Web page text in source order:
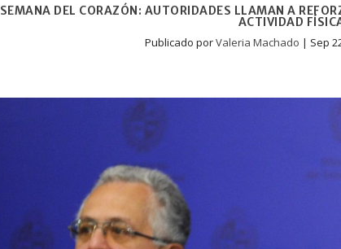
SEMANA DEL CORAZÓN: AUTORIDADES LLAMAN A
ACTIVIDAD
Publicado porValeria Machado | Sep